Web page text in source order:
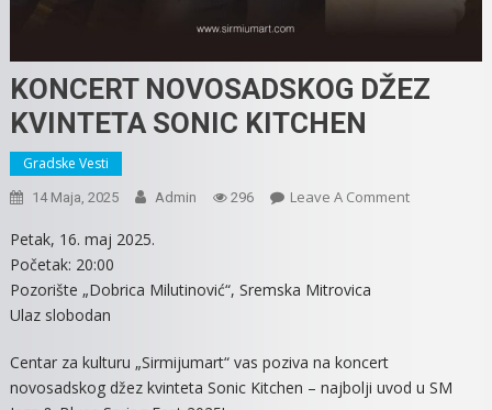
KONCERT NOVOSADSKOG DŽEZ
KVINTETA SONIC KITCHEN
Gradske Vesti
14 Maja, 2025 Admin 296 Leave A CommentOn
Petak, 16. maj 2025.
Početak: 20:00
Pozorište „Dobrica Milutinović“, Sremska Mitrovica
Ulaz slobodan
Centar za kulturu „Sirmijumart“ vas poziva na koncert
novosadskog džez kvinteta Sonic Kitchen – najbolji uvod u SM